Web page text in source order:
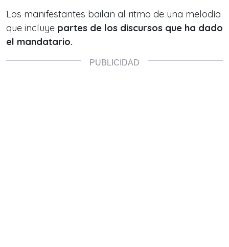
Los manifestantes bailan al ritmo de una melodía
que incluye partes de los discursos que ha dado
el mandatario.